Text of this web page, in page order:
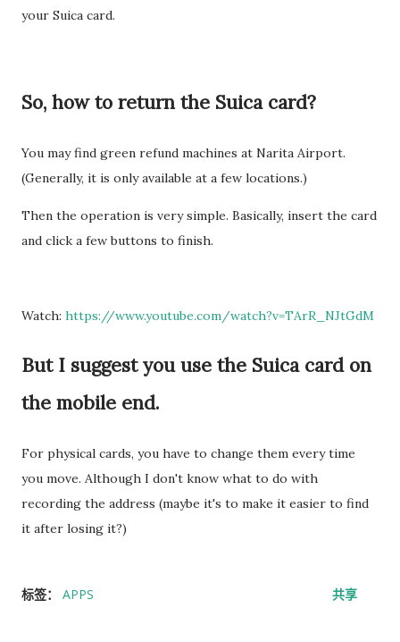
须记住的一项固定流程。 整个过程其实没有想象中困难 在出发之
your Suica card.
So, how to return the Suica card?
You may find green refund machines at Narita Airport.
(Generally, it is only available at a few locations.)
Then the operation is very simple. Basically, insert the card
and click a few buttons to finish.
Watch: https://www.youtube.com/watch?v=TArR_NJtGdM
But I suggest you use the Suica card on
the mobile end.
For physical cards, you have to change them every time
you move. Although I don't know what to do with
recording the address (maybe it's to make it easier to find
it after losing it?)
标签： APPS 共享